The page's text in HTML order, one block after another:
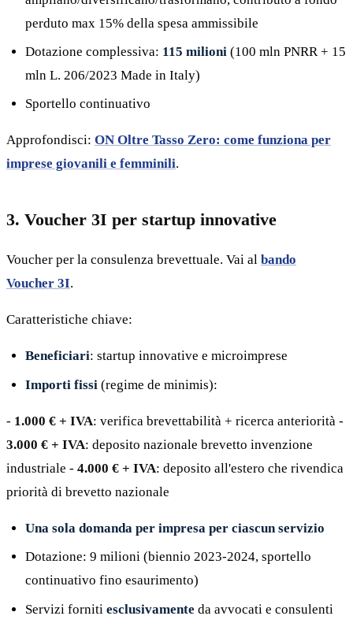
perduto max 15% della spesa ammissibile
Dotazione complessiva: 115 milioni (100 mln PNRR + 15
mln L. 206/2023 Made in Italy)
Sportello continuativo
Approfondisci: ON Oltre Tasso Zero: come funziona per
imprese giovanili e femminili.
3. Voucher 3I per startup innovative
Voucher per la consulenza brevettuale. Vai al bando
Voucher 3I.
Caratteristiche chiave:
Beneficiari: startup innovative e microimprese
Importi fissi (regime de minimis):
- 1.000 € + IVA: verifica brevettabilità + ricerca anteriorità -
3.000 € + IVA: deposito nazionale brevetto invenzione
industriale - 4.000 € + IVA: deposito all'estero che rivendica
priorità di brevetto nazionale
Una sola domanda per impresa per ciascun servizio
Dotazione: 9 milioni (biennio 2023-2024, sportello
continuativo fino esaurimento)
Servizi forniti esclusivamente da avvocati e consulenti